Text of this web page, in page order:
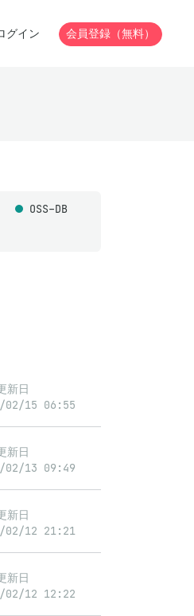
グイン 会員登録（無料）
OSS-DB
新日
02/15 06:55
新日
02/13 09:49
新日
02/12 21:21
新日
02/12 12:22